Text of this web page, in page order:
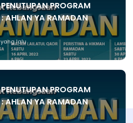
PROGRAM
AHLAN YA RAMADAN
lalu
PROGRAM
AHLAN YA RAMADAN
Tularkan! Hubungi